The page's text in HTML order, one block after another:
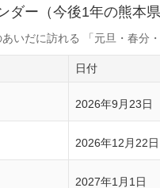
ダー（今後1年の熊本県
あいだに訪れる 「元旦・春分
日付
2026年9月23日
2026年12月22日
2027年1月1日